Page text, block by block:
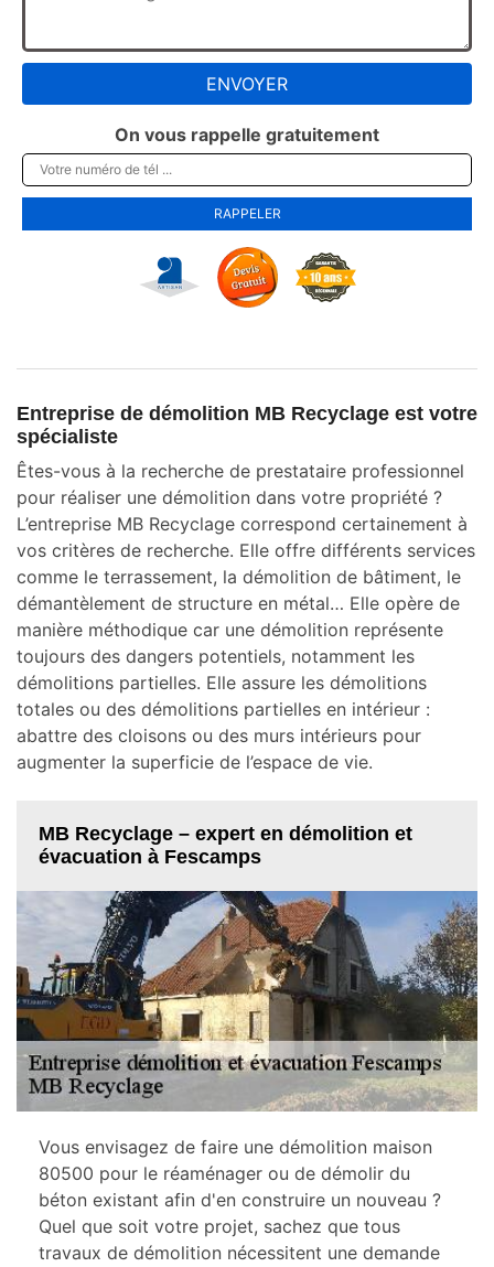
On vous rappelle gratuitement
Entreprise de démolition MB Recyclage est votre
spécialiste
Êtes-vous à la recherche de prestataire professionnel
pour réaliser une démolition dans votre propriété ?
L’entreprise MB Recyclage correspond certainement à
vos critères de recherche. Elle offre différents services
comme le terrassement, la démolition de bâtiment, le
démantèlement de structure en métal… Elle opère de
manière méthodique car une démolition représente
toujours des dangers potentiels, notamment les
démolitions partielles. Elle assure les démolitions
totales ou des démolitions partielles en intérieur :
abattre des cloisons ou des murs intérieurs pour
augmenter la superficie de l’espace de vie.
MB Recyclage – expert en démolition et
évacuation à Fescamps
Vous envisagez de faire une démolition maison
80500 pour le réaménager ou de démolir du
béton existant afin d'en construire un nouveau ?
Quel que soit votre projet, sachez que tous
travaux de démolition nécessitent une demande